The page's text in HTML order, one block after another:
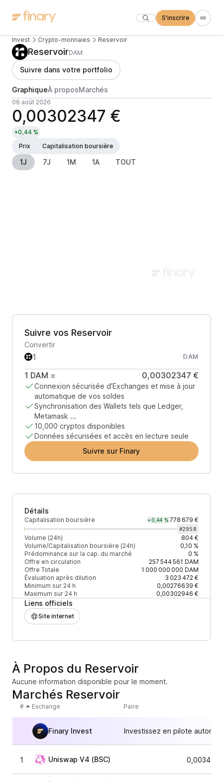
S'inscrire
Invest Crypto-monnaies Reservoir
ReservoirDAM
Suivre dans votre portfolio
GraphiqueÀ proposMarchés
06 août 2026
0,00302347 €
+0,44 %
Prix
Capitalisation boursière
1J 7J 1M 1A TOUT
Suivre vos Reservoir
Convertir
DAM
1 DAM = 0,00302347 €
Connexion sécurisée d’Exchanges et mise à jour
automatique de vos soldes
Synchronisation des Wallets tels que Ledger,
Metamask ...
10,000 cryptos disponibles
Données sécurisées et accès en lecture seule
Suivre sur Finary
Détails
Capitalisation boursière +0,44 % 778 679 €
#2958
Volume (24h)
804 €
Volume/Capitalisation boursière (24h)
0,10 %
Prédominance sur la cap. du marché
0 %
Offre en circulation
257 544 561 DAM
Offre Totale
1 000 000 000 DAM
Évaluation après dilution
3 023 472 €
Minimum sur 24 h
0,00276639 €
Maximum sur 24 h
0,00302946 €
Liens officiels
Site internet
À Propos du Reservoir
Aucune information disponible pour le moment.
Marchés Reservoir
# Exchange Paire
Finary Invest Investissez en pilote
1 Uniswap V4 (BSC)